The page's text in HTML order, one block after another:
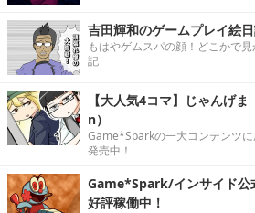
吉田輝和のゲームプレイ絵
もはやゲムスパの顔！どこかで
記
【大人気4コマ】じゃんげ
n）
Game*Sparkの一大コンテンツ
発売中！
Game*Spark/インサイド公
好評稼働中！